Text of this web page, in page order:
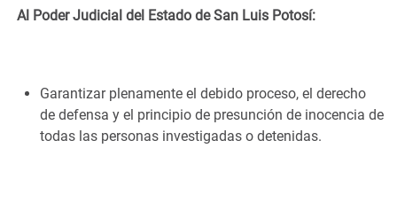
Al Poder Judicial del Estado de San Luis Potosí:
Garantizar plenamente el debido proceso, el derecho
de defensa y el principio de presunción de inocencia de
todas las personas investigadas o detenidas.